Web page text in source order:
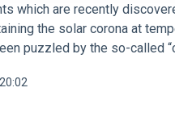
which are recently
the solar corona at
puzzled by the so-called